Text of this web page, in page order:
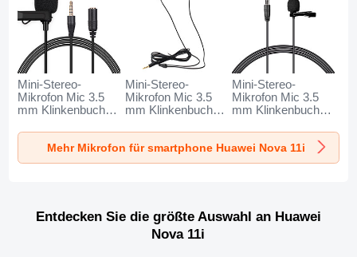
Mini-Stereo-
Mikrofon Mic 3.5
mm Klinkenbuchse
Nova 11i Schwarz
Mini-Stereo-
Mikrofon Mic 3.5
mm Klinkenbuchse
Nova 11i Schwarz
Mini-Stereo-
Mikrofon Mic 3.5
mm Klinkenbuchse
Nova 11i Schwarz
Mehr Mikrofon für smartphone Huawei Nova 11i
Entdecken Sie die größte Auswahl an Huawei
Nova 11i